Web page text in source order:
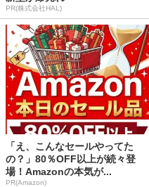
PR(株式会社HAL)
「え、こんなセールやってた
の？」80％OFF以上が続々登
場！Amazonの本気が...
PR(Amazon)